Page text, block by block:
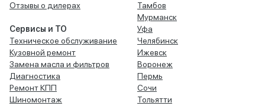
Отзывы о дилерах
Сервисы и ТО
Техническое обслуживание
Кузовной ремонт
Замена масла и фильтров
Диагностика
Ремонт КПП
Шиномонтаж
Тамбов
Мурманск
Уфа
Челябинск
Ижевск
Воронеж
Пермь
Сочи
Тольятти